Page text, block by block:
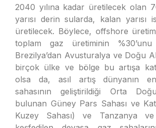
2040 yılına kadar üretilecek olan
yarısı derin sularda, kalan yarısı
üretilecek. Böylece, offshore
toplam gaz üretiminin %30’unu
Brezilya’dan Avusturalya ve Doğu
birçok ülke ve bölge bu artışa
olsa da, asıl artış dünyanın
sahasının geliştirildiği Orta
bulunan Güney Pars Sahası ve
Kuzey Sahası) ve Tanzanya ve